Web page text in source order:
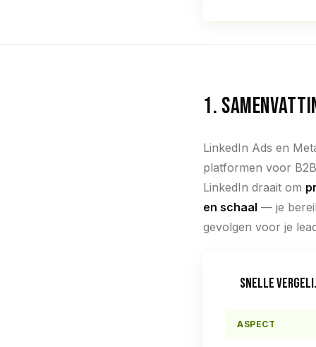
1.
LinkedIn Ads en
platformen voor
LinkedIn draait om
en schaal — je
gevolgen voor je
SNELLE
ASPECT